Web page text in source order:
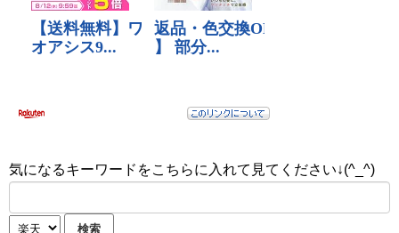
気になるキーワードをこちらに入れて見てください↓(^_^)